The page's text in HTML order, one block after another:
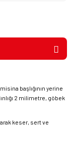
başlığının yerine
2 milimetre, göbek
keser, sert ve